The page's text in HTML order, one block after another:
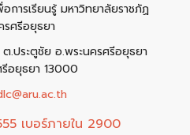
ารเรียนรู้ มหาวิทยาลัยราชภัฏ
รศรีอยุธยา
ประตูชัย อ.พระนครศรีอยุธยา
อยุธยา 13000
เบอร์ภายใน 2900